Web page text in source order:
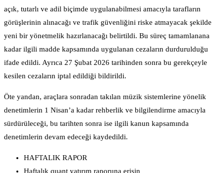
açık, tutarlı ve adil biçimde uygulanabilmesi amacıyla tarafların
görüşlerinin alınacağı ve trafik güvenliğini riske atmayacak şekilde
yeni bir yönetmelik hazırlanacağı belirtildi. Bu süreç tamamlanana
kadar ilgili madde kapsamında uygulanan cezaların durdurulduğu
ifade edildi. Ayrıca 27 Şubat 2026 tarihinden sonra bu gerekçeyle
kesilen cezaların iptal edildiği bildirildi.
Öte yandan, araçlara sonradan takılan müzik sistemlerine yönelik
denetimlerin 1 Nisan’a kadar rehberlik ve bilgilendirme amacıyla
sürdürüleceği, bu tarihten sonra ise ilgili kanun kapsamında
denetimlerin devam edeceği kaydedildi.
HAFTALIK RAPOR
Haftalık quant yatırım raporuna erişin